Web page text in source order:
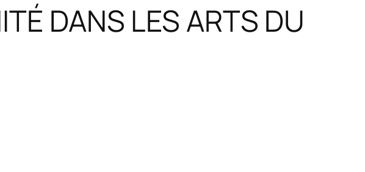
DANS LES ARTS DU